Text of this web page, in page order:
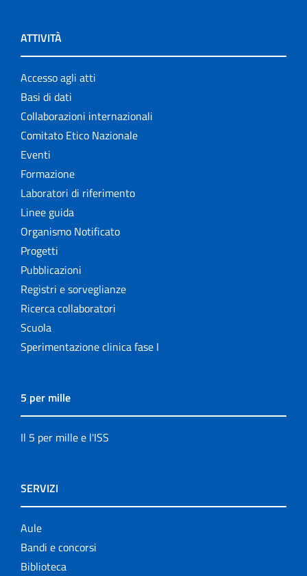
ATTIVITÀ
Accesso agli atti
Basi di dati
Collaborazioni internazionali
Comitato Etico Nazionale
Eventi
Formazione
Laboratori di riferimento
Linee guida
Organismo Notificato
Progetti
Pubblicazioni
Registri e sorveglianze
Ricerca collaboratori
Scuola
Sperimentazione clinica fase I
5 per mille
Il 5 per mille e l'ISS
SERVIZI
Aule
Bandi e concorsi
Biblioteca